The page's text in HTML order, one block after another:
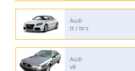
Audi
tt / ttrs
Audi
v8